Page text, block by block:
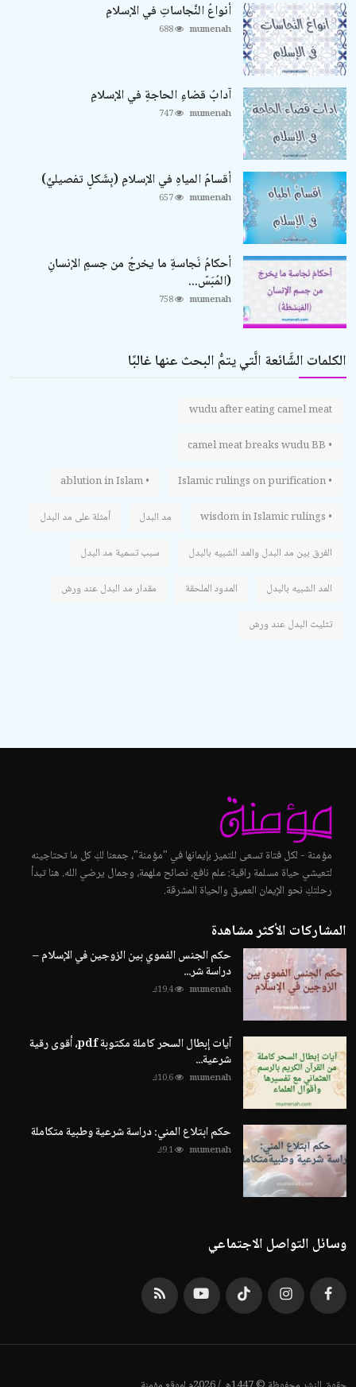
أنواعُ النَّجاساتِ في الإسلامِ
mumenah
آدابُ قضاءِ الحاجةِ في الإسلامِ
mumenah
أقسامُ المياهِ في الإسلامِ (بِشَكلٍ تفصيليٍّ)
mumenah
أحكامُ نَجاسةِ ما يخرجُ من جسمِ الإنسانِ
(المُبَسّ...
mumenah
الكلمات الشَّائعة الَّتي يتمُّ البحث عنها غالبًا
wudu after eating camel meat
• camel meat breaks wudu BB
• Islamic rulings on purification
• ablution in Islam
• wisdom in Islamic rulings مد البدل أمثلة على مد البدل
الفرق بين مد البدل والمد الشبيه بالبدل سبب تسمية مد البدل
المد الشبيه بالبدل المدود الملحقة مقدار مد البدل عند ورش
تثليث البدل عند ورش
مؤمنة - لكل فتاة تسعى للتميز بإيمانها في "مؤمنة"، جمعنا لكِ كل ما تحتاجينه
لتعيشي حياة مسلمة راقية: علم نافع، نصائح ملهمة، وجمال يرضي الله. هنا تبدأ
رحلتكِ نحو الإيمان العميق والحياة المشرقة.
المشاركات الأكثر مشاهدة
حكم الجنس الفموي بين الزوجين في الإسلام –
دراسة شر...
mumenah
آيات إبطال السحر كاملة مكتوبة pdf، أقوى رقية
شرعية...
mumenah
حكم ابتلاع المني: دراسة شرعية وطبية متكاملة
mumenah
وسائل التواصل الاجتماعي